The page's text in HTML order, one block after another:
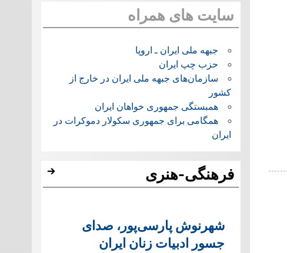
سایت های همراه
جبهه ملی ایران ـ اروپا
حزب چپ ایران
سازمان‌های جبهه ملی ایران در خارج از
کشور
همبستگی جمهوری خواهان ایران
همگامی برای جمهوری سکولار دموکرات در
ایران
فرهنگی-هنری
شهرنوش پارسی‌پور، صدای
جسور ادبیات زنان ایران